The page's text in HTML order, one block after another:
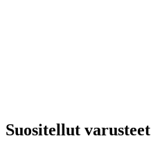
Suositellut varusteet